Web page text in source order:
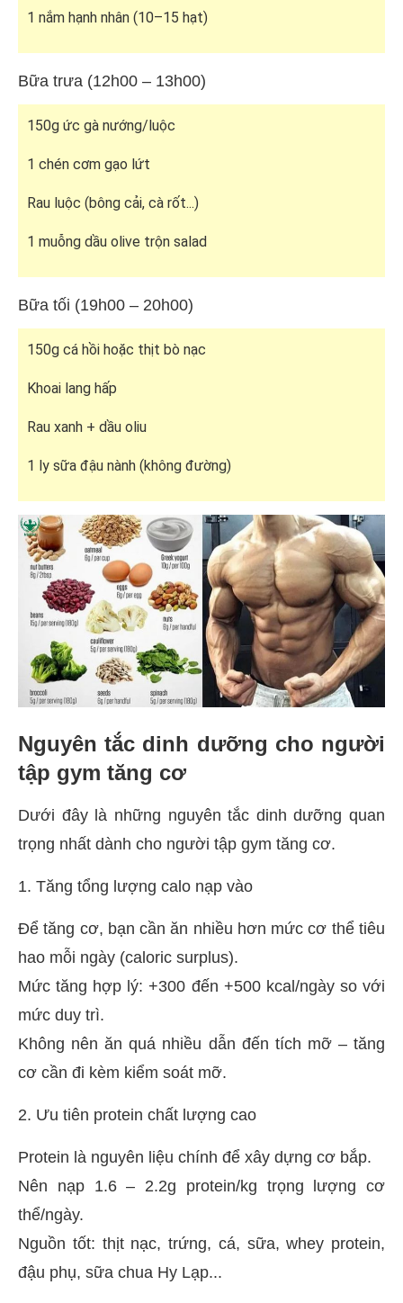
1 nắm hạnh nhân (10–15 hạt)
Bữa trưa (12h00 – 13h00)
150g ức gà nướng/luộc
1 chén cơm gạo lứt
Rau luộc (bông cải, cà rốt...)
1 muỗng dầu olive trộn salad
Bữa tối (19h00 – 20h00)
150g cá hồi hoặc thịt bò nạc
Khoai lang hấp
Rau xanh + dầu oliu
1 ly sữa đậu nành (không đường)
Nguyên tắc dinh dưỡng cho người
tập gym tăng cơ
Dưới đây là những nguyên tắc dinh dưỡng quan
trọng nhất dành cho người tập gym tăng cơ.
1. Tăng tổng lượng calo nạp vào
Để tăng cơ, bạn cần ăn nhiều hơn mức cơ thể tiêu
hao mỗi ngày (caloric surplus).
Mức tăng hợp lý: +300 đến +500 kcal/ngày so với
mức duy trì.
Không nên ăn quá nhiều dẫn đến tích mỡ – tăng
cơ cần đi kèm kiểm soát mỡ.
2. Ưu tiên protein chất lượng cao
Protein là nguyên liệu chính để xây dựng cơ bắp.
Nên nạp 1.6 – 2.2g protein/kg trọng lượng cơ
thể/ngày.
Nguồn tốt: thịt nạc, trứng, cá, sữa, whey protein,
đậu phụ, sữa chua Hy Lạp...